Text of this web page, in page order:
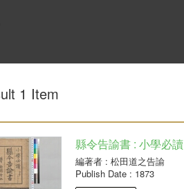
1 Item
縣令告諭書 : 小學必讀
編著者: 松田道之告諭
Publish Date: 1873